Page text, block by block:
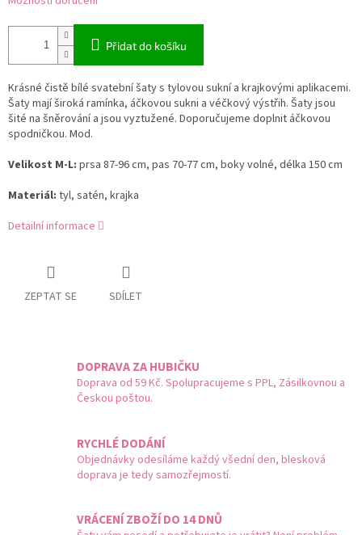
Přidat do košíku
Krásné čistě bílé svatební šaty s tylovou sukní a krajkovými aplikacemi.
Šaty mají široká ramínka, áčkovou sukni a véčkový výstřih. Šaty jsou
šité na šněrování a jsou vyztužené. Doporučujeme doplnit áčkovou
spodničkou. Mod.
Velikost M-L: prsa 87-96 cm, pas 70-77 cm, boky volné, délka 150 cm
Materiál: tyl, satén, krajka
Detailní informace
ZEPTAT SE SDÍLET
DOPRAVA ZA HUBIČKU
Doprava od 59 Kč. Spolupracujeme s PPL, Zásilkovnou a
Českou poštou.
RYCHLÉ DODÁNÍ
Objednávky odesíláme každý všední den, blesková
doprava je tedy samozřejmostí.
VRÁCENÍ ZBOŽÍ DO 14 DNŮ